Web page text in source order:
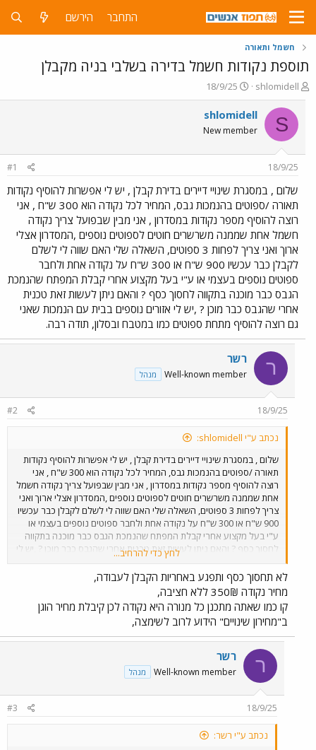
התחבר הירשם
חשמל ותאורה
תוספת נקודות חשמל בדירה בשלבי בניה מקבלן
פ
ו
ת
ח
ה
ש
א
shlomidell
פ
ו
ר
ם
ר
י
ך
18/9/25
S
shlomidell
New member
18/9/25
#1
שלום , במסגרת שינויי דיירים בדירת קבלן , יש לי אפשרות להוסיף נקודות
תאורה /ספוטים בהנמכות גבס, המחיר לכל נקודה הוא 300 ש"ח , אני
רוצה להוסיף מספר נקודות במסדרון , אני מבין שבפועל צריך נקודה
חשמל אחת שממנה משרשרים חוטים לספוטים נוספים ,המסדרון אצלי
ארוך ואני צריך לפחות 3 ספוטים, השאלה שלי האם שווה לי לשלם
לקבלן כבר עכשיו 900 ש"ח או 300 ש"ח על נקודה אחת ולחבר
ספוטים נוספים בעצמי או ע"י בעל מקצוע אחרי קבלת המפתח שהנמכת
הגבס כבר מוכנה בתקווה לחסוך כסף ? והאם ניתן לעשות זאת טכנית
אחרי שהגבס כבר מוכן ? ,יש לי אזורים נוספים בבית עם הנמכות שאני
גם רוצה להוסיף מתחת ספוטים כמו במטבח ובסלון, תודה רבה.
ר רשר
Well-known member מנהל
18/9/25
#2
נכתב ע"י shlomidell:
שלום , במסגרת שינויי דיירים בדירת קבלן , יש לי אפשרות להוסיף נקודות
תאורה /ספוטים בהנמכות גבס, המחיר לכל נקודה הוא 300 ש"ח , אני
רוצה להוסיף מספר נקודות במסדרון , אני מבין שבפועל צריך נקודה חשמל
אחת שממנה משרשרים חוטים לספוטים נוספים ,המסדרון אצלי ארוך ואני
צריך לפחות 3 ספוטים, השאלה שלי האם שווה לי לשלם לקבלן כבר עכשיו
900 ש"ח או 300 ש"ח על נקודה אחת ולחבר ספוטים נוספים בעצמי או
ע"י בעל מקצוע אחרי קבלת המפתח שהנמכת הגבס כבר מוכנה בתקווה
לחסוך כסף ? והאם ניתן לעשות זאת טכנית אחרי שהגבס כבר מוכן ? ,יש לי
אזורים נוספים בבית עם הנמכות שאני גם רוצה להוסיף מתחת ספוטים כמו
במטבח ובסלון, תודה רבה.
לחץ כדי להרחיב...
לא תחסוך כסף ותפגע באחריות הקבלן לעבודה,
מחיר נקודה 350₪ ללא חציבה,
קו כמו שאתה מתכנן כל מנורה היא נקודה לכן קיבלת מחיר הוגן
ב"מחירון שינויים" הידוע לרוב לשימצה,
ר רשר
Well-known member מנהל
18/9/25
#3
נכתב ע"י רשר: